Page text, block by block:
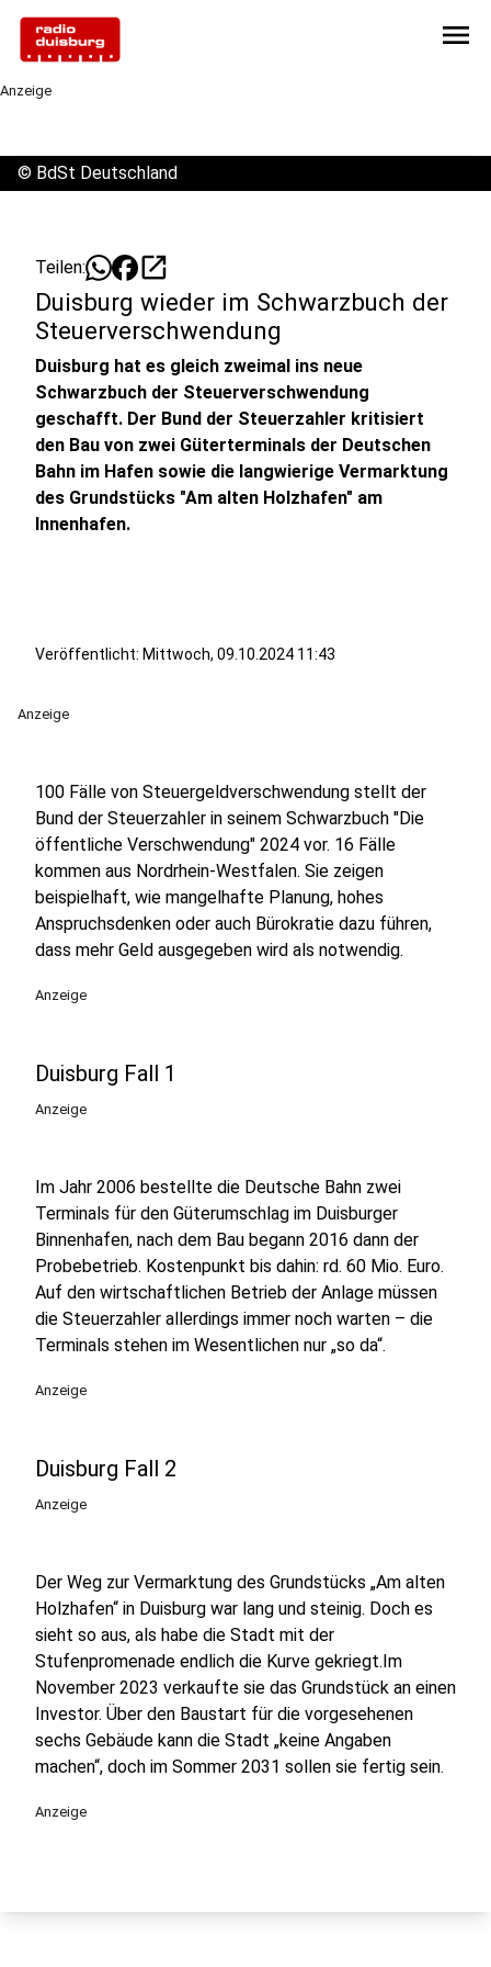
menu
Anzeige
© BdSt Deutschland
Teilen: open_in_new
Duisburg wieder im Schwarzbuch der
Steuerverschwendung
Duisburg hat es gleich zweimal ins neue
Schwarzbuch der Steuerverschwendung
geschafft. Der Bund der Steuerzahler kritisiert
den Bau von zwei Güterterminals der Deutschen
Bahn im Hafen sowie die langwierige Vermarktung
des Grundstücks "Am alten Holzhafen" am
Innenhafen.
Veröffentlicht: Mittwoch, 09.10.2024 11:43
Anzeige
100 Fälle von Steuergeldverschwendung stellt der
Bund der Steuerzahler in seinem Schwarzbuch "Die
öffentliche Verschwendung" 2024 vor. 16 Fälle
kommen aus Nordrhein-Westfalen. Sie zeigen
beispielhaft, wie mangelhafte Planung, hohes
Anspruchsdenken oder auch Bürokratie dazu führen,
dass mehr Geld ausgegeben wird als notwendig.
Anzeige
Duisburg Fall 1
Anzeige
Im Jahr 2006 bestellte die Deutsche Bahn zwei
Terminals für den Güterumschlag im Duisburger
Binnenhafen, nach dem Bau begann 2016 dann der
Probebetrieb. Kostenpunkt bis dahin: rd. 60 Mio. Euro.
Auf den wirtschaftlichen Betrieb der Anlage müssen
die Steuerzahler allerdings immer noch warten – die
Terminals stehen im Wesentlichen nur „so da“.
Anzeige
Duisburg Fall 2
Anzeige
Der Weg zur Vermarktung des Grundstücks „Am alten
Holzhafen“ in Duisburg war lang und steinig. Doch es
sieht so aus, als habe die Stadt mit der
Stufenpromenade endlich die Kurve gekriegt.Im
November 2023 verkaufte sie das Grundstück an einen
Investor. Über den Baustart für die vorgesehenen
sechs Gebäude kann die Stadt „keine Angaben
machen“, doch im Sommer 2031 sollen sie fertig sein.
Anzeige